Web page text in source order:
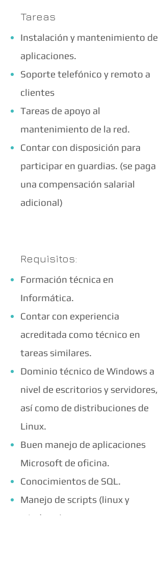
Tareas
Instalación y mantenimiento de
aplicaciones.
Soporte telefónico y remoto a
clientes
Tareas de apoyo al
mantenimiento de la red.
Contar con disposición para
participar en guardias. (se paga
una compensación salarial
adicional)
Requisitos:
Formación técnica en
Informática.
Contar con experiencia
acreditada como técnico en
tareas similares.
Dominio técnico de Windows a
nivel de escritorios y servidores,
así como de distribuciones de
Linux.
Buen manejo de aplicaciones
Microsoft de oficina.
Conocimientos de SQL.
Manejo de scripts (linux y
windows).